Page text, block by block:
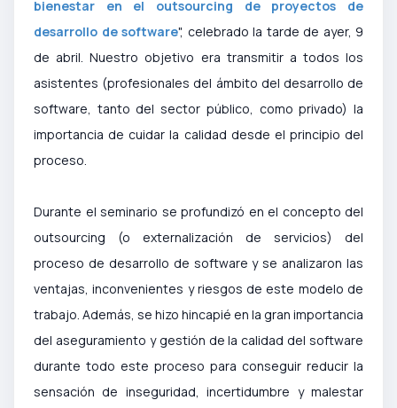
bienestar en el outsourcing de proyectos de
desarrollo de software", celebrado la tarde de ayer, 9
de abril. Nuestro objetivo era transmitir a todos los
asistentes (profesionales del ámbito del desarrollo de
software, tanto del sector público, como privado) la
importancia de cuidar la calidad desde el principio del
proceso.
Durante el seminario se profundizó en el concepto del
outsourcing (o externalización de servicios) del
proceso de desarrollo de software y se analizaron las
ventajas, inconvenientes y riesgos de este modelo de
trabajo. Además, se hizo hincapié en la gran importancia
del aseguramiento y gestión de la calidad del software
durante todo este proceso para conseguir reducir la
sensación de inseguridad, incertidumbre y malestar